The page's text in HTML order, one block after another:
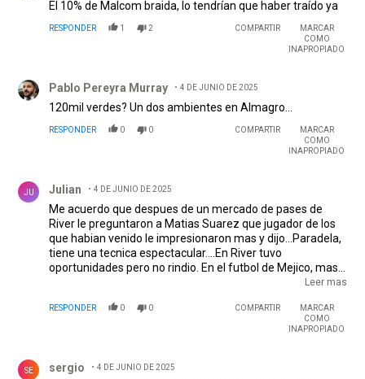
El 10% de Malcom braida, lo tendrían que haber traído ya
RESPONDER 1 2 COMPARTIR
MARCAR
COMO
INAPROPIADO
Pablo Pereyra Murray 4 DE JUNIO DE 2025
120mil verdes? Un dos ambientes en Almagro...
RESPONDER 0 0 COMPARTIR
MARCAR
COMO
INAPROPIADO
JU Julian 4 DE JUNIO DE 2025
Me acuerdo que despues de un mercado de pases de
River le preguntaron a Matias Suarez que jugador de los
que habian venido le impresionaron mas y dijo...Paradela,
tiene una tecnica espectacular....En River tuvo
oportunidades pero no rindio. En el futbol de Mejico, mas
lento y donde se defiende poco, encontro su lugar en el
por el.
Leer mas
RESPONDER 0 0 COMPARTIR
MARCAR
COMO
INAPROPIADO
SE sergio 4 DE JUNIO DE 2025